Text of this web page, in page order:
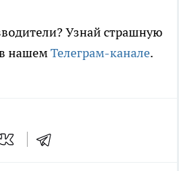
Узнай страшную
нашемТелеграм-канале.